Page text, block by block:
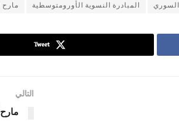
المبادرة النسوية الأورومتوسطية
Tweet
التالي